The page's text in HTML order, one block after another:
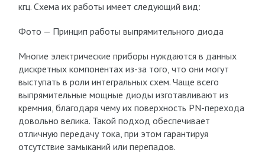
кгц. Схема их работы имеет следующий вид:
Фото — Принцип работы выпрямительного диода
Многие электрические приборы нуждаются в данных
дискретных компонентах из-за того, что они могут
выступать в роли интегральных схем. Чаще всего
выпрямительные мощные диоды изготавливают из
кремния, благодаря чему их поверхность PN-перехода
довольно велика. Такой подход обеспечивает
отличную передачу тока, при этом гарантируя
отсутствие замыканий или перепадов.